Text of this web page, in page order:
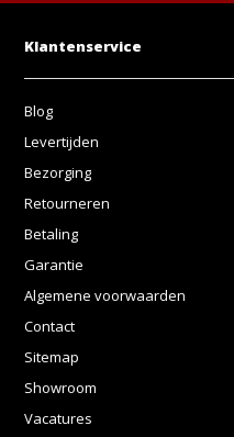
Klantenservice
Blog
Levertijden
Bezorging
Retourneren
Betaling
Garantie
Algemene voorwaarden
Contact
Sitemap
Showroom
Vacatures